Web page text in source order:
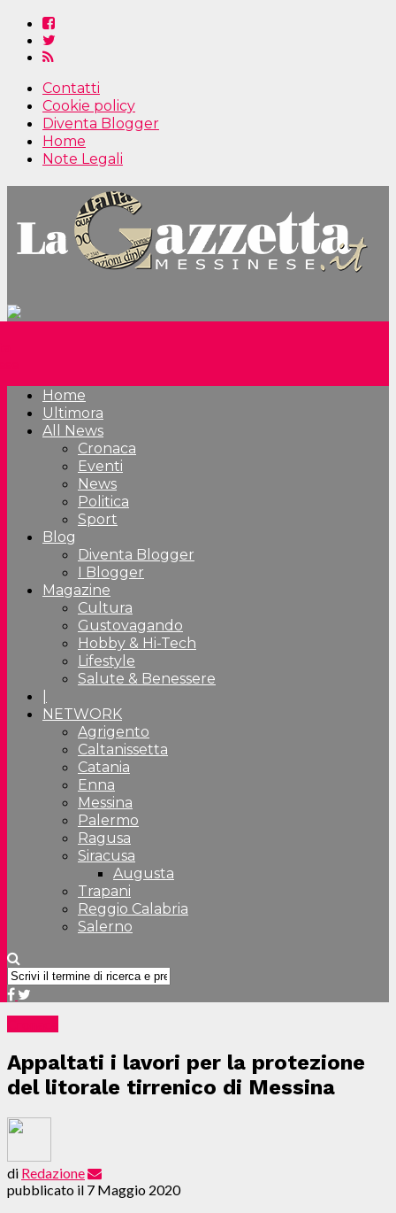
Contatti
Cookie policy
Diventa Blogger
Home
Note Legali
Home
Ultimora
All News
Cronaca
Eventi
News
Politica
Sport
Blog
Diventa Blogger
I Blogger
Magazine
Cultura
Gustovagando
Hobby & Hi-Tech
Lifestyle
Salute & Benessere
NETWORK
Agrigento
Caltanissetta
Catania
Enna
Messina
Palermo
Ragusa
Siracusa
Augusta
Trapani
Reggio Calabria
Salerno
Appaltati i lavori per la protezione
del litorale tirrenico di Messina
di Redazione
pubblicato il 7 Maggio 2020